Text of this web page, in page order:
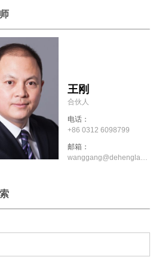
王刚
合伙人
电话：
+86 0312 6098799
邮箱：
wanggang@dehenglaw.com